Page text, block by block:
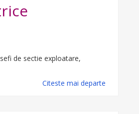
de sectie exploatare,
Citeste mai departe